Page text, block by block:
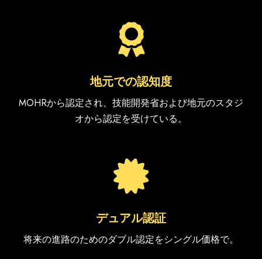

地元での認知度
MOHRから認定され、技能開発省および地元のスタジ
オから認定を受けている。

デュアル認証
将来の進路のためのダブル認定をシングル価格で。